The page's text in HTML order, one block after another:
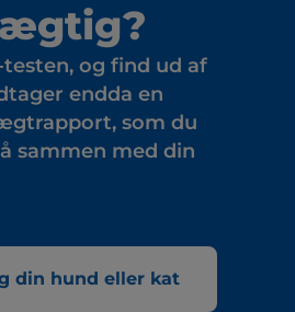
testen, og find ud af
endda en
som du
sammen med din
din hund eller kat